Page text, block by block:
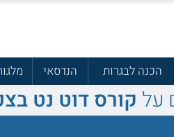
הכנה לבגרות הנדסאי
על קורס דוט נט